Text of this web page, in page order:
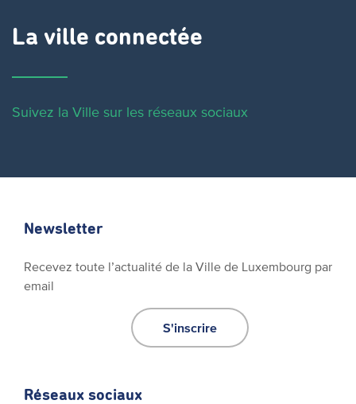
La ville connectée
Suivez la Ville sur les réseaux sociaux
Newsletter
Recevez toute l’actualité de la Ville de Luxembourg par
email
S'inscrire
Réseaux sociaux